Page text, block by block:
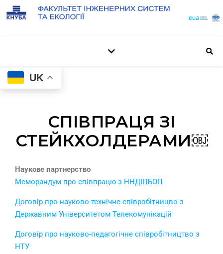
UK
СПІВПРАЦЯ ЗІ
СТЕЙКХОЛДЕРАМИ￼
Наукове партнерство
Меморандум про співпрацю з ННДІПБОП
Договір про науково-технічне співробітницво з
Державним Університетом Телекомунікацій
Договір про науково-педагогічне співробітництво з
НТУ